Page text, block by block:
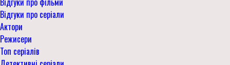
Відгуки про серіали
Актори
Режисери
Топ серіалів